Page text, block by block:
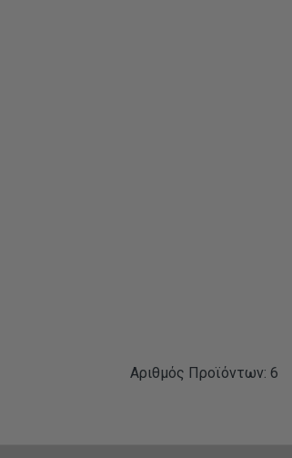
Αριθμός Προϊόντων: 6